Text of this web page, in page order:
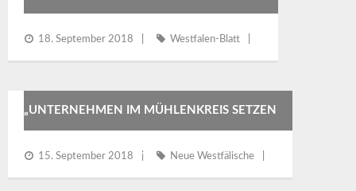
18. September 2018 Westfalen-Blatt
„UNTERNEHMEN IM MÜHLENKREIS SETZEN
ZEICHEN GEGEN RECHTS“
15. September 2018 Neue Westfälische